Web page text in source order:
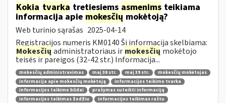
Kokia tvarka tretiesiems asmenims teikiama
informacija apie mokesčiųmokėtoją?
Web turinio sąrašas 2025-04-14
Registracijos numeris KM0140 Ši informacija skelbiama:
Mokesčių administratoriaus ir mokesčių mokėtojo
teisės ir pareigos (32-42 str.) Informacija...
mokesčių administravimas maį 38 str. maį 39 str.
mokesčių mokėtojas
informacija apie mokesčių mokėtoją
informacijos teikimo tvarka
informacijos teikimo būdai
prašymas suteikti informaciją
informacijos teikimas žodžiu
informacijos teikimas raštu